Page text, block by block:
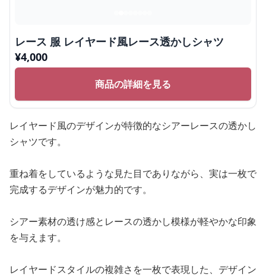
レース 服 レイヤード風レース透かしシャツ
¥4,000
商品の詳細を見る
レイヤード風のデザインが特徴的なシアーレースの透かし
シャツです。
重ね着をしているような見た目でありながら、実は一枚で
完成するデザインが魅力的です。
シアー素材の透け感とレースの透かし模様が軽やかな印象
を与えます。
レイヤードスタイルの複雑さを一枚で表現した、デザイン